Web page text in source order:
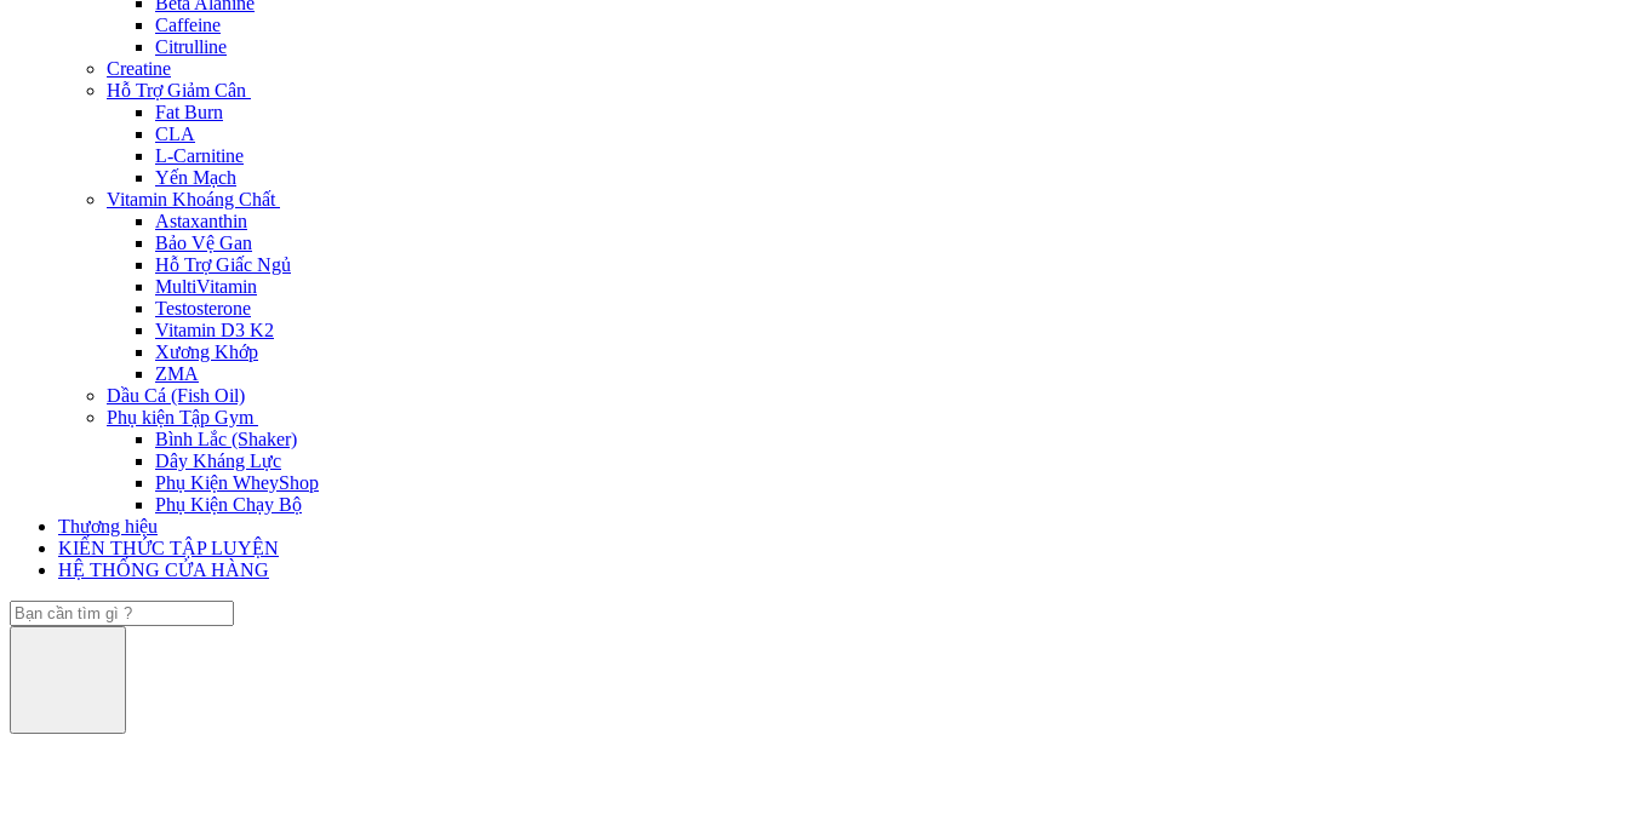
Caffeine
Citrulline
Creatine
Hỗ Trợ Giảm Cân
Fat Burn
CLA
L-Carnitine
Yến Mạch
Vitamin Khoáng Chất
Astaxanthin
Bảo Vệ Gan
Hỗ Trợ Giấc Ngủ
MultiVitamin
Testosterone
Vitamin D3 K2
Xương Khớp
ZMA
Dầu Cá (Fish Oil)
Phụ kiện Tập Gym
Bình Lắc (Shaker)
Dây Kháng Lực
Phụ Kiện WheyShop
Phụ Kiện Chạy Bộ
Thương hiệu
KIẾN THỨC TẬP LUYỆN
HỆ THỐNG CỬA HÀNG